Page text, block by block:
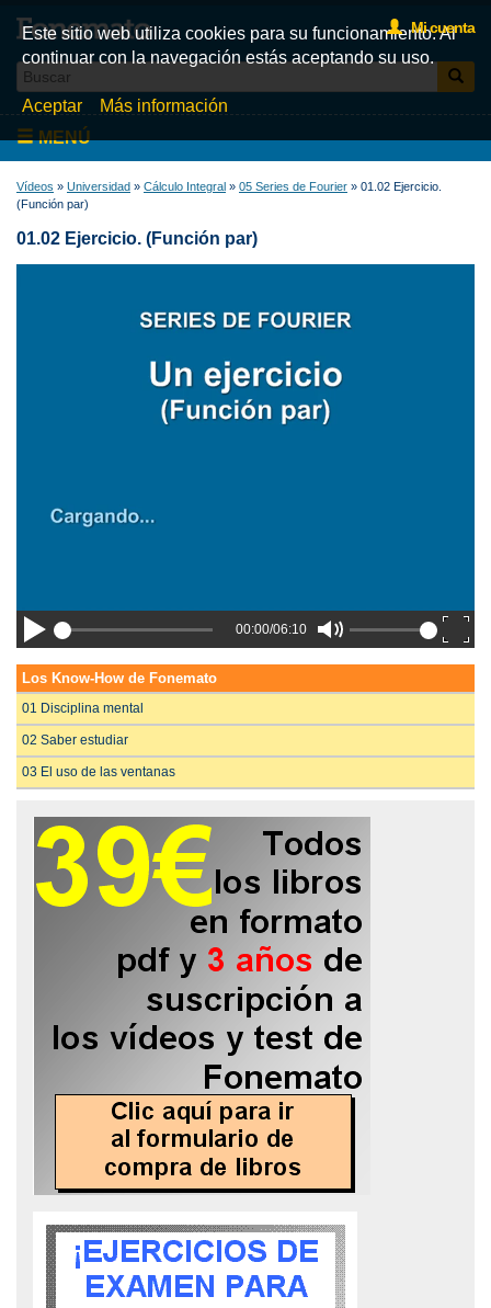
Mi cuenta
Inicio
La tienda de libros de Fonemato
MENÚ
Vídeos » Universidad » Cálculo Integral » 05 Series de Fourier » 01.02 Ejercicio.
(Función par)
01.02 Ejercicio. (Función par)
00:00/06:10
Los Know-How de Fonemato
01 Disciplina mental
02 Saber estudiar
03 El uso de las ventanas
Este sitio web utiliza cookies para su funcionamiento. Al
continuar con la navegación estás aceptando su uso.
Aceptar Más información